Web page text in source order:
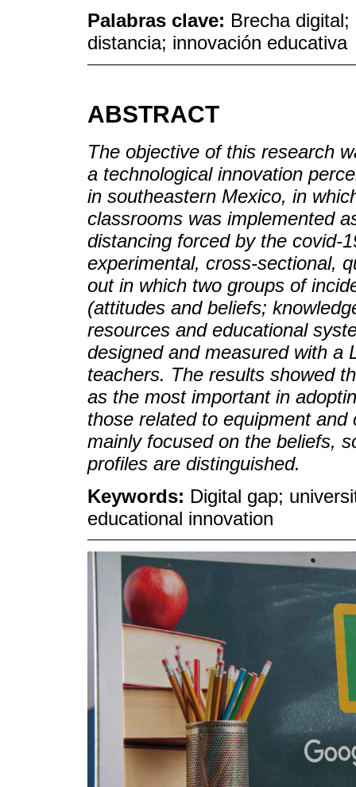
Palabras clave: Brecha
distancia; innovación educativa
ABSTRACT
The objective of this research
a technological innovation
in southeastern Mexico, in
classrooms was implemented
distancing forced by the covid-
experimental, cross-sectional,
out in which two groups of
(attitudes and beliefs;
resources and educational
designed and measured with a
teachers. The results showed
as the most important in
those related to equipment
mainly focused on the beliefs,
profiles are distinguished.
Keywords: Digital gap;
educational innovation